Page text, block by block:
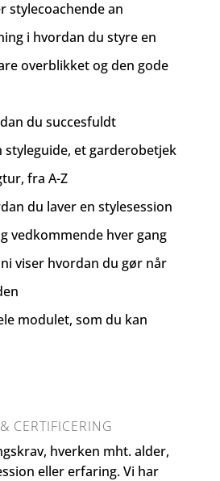
stylecoachende an
i hvordan du styre en
overblikket og den gode
du succesfuldt
styleguide, et garderobetjek
fra A-Z
du laver en stylesession
vedkommende hver gang
viser hvordan du gør når
modulet, som du kan
CERTIFICERING
hverken mht. alder,
eller erfaring. Vi har